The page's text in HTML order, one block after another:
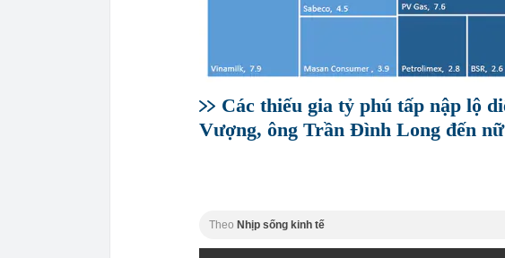
Các thiếu gia tỷ phú tấp nập lộ
Vượng, ông Trần Đình Long đến
Theo Nhịp sống kinh tế